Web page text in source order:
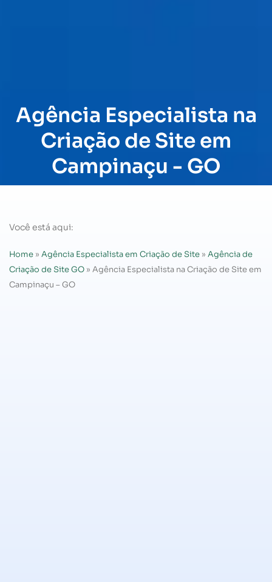
Agência Especialista na
Criação de Site em
Campinaçu - GO
Você está aqui:
Home » Agência Especialista em Criação de Site » Agência de
Criação de Site GO » Agência Especialista na Criação de Site em
Campinaçu – GO